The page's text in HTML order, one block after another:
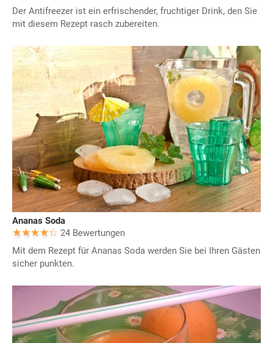
Der Antifreezer ist ein erfrischender, fruchtiger Drink, den Sie
mit diesem Rezept rasch zubereiten.
Ananas Soda
24 Bewertungen
Mit dem Rezept für Ananas Soda werden Sie bei Ihren Gästen
sicher punkten.